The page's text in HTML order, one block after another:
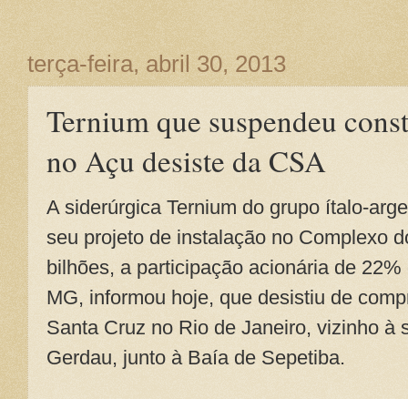
terça-feira, abril 30, 2013
Ternium que suspendeu
no Açu desiste da CSA
A siderúrgica Ternium do grupo ítalo-
seu projeto de instalação no Complexo
bilhões, a participação acionária de
MG, informou hoje, que desistiu de
Santa Cruz no Rio de Janeiro, vizinho à
Gerdau, junto à Baía de Sepetiba.